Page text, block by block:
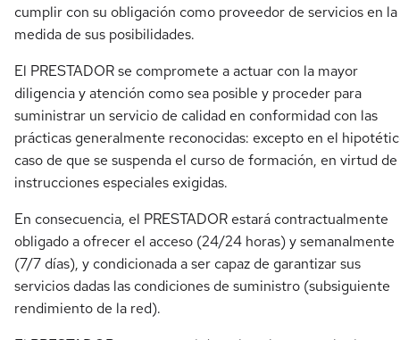
cumplir con su obligación como proveedor de servicios en la
medida de sus posibilidades.
El PRESTADOR se compromete a actuar con la mayor
diligencia y atención como sea posible y proceder para
suministrar un servicio de calidad en conformidad con las
prácticas generalmente reconocidas: excepto en el
caso de que se suspenda el curso de formación, en virtud de
instrucciones especiales exigidas.
En consecuencia, el PRESTADOR estará contractualmente
obligado a ofrecer el acceso (24/24 horas) y semanalmente
(7/7 días), y condicionada a ser capaz de garantizar sus
servicios dadas las condiciones de suministro (subsiguiente
rendimiento de la red).